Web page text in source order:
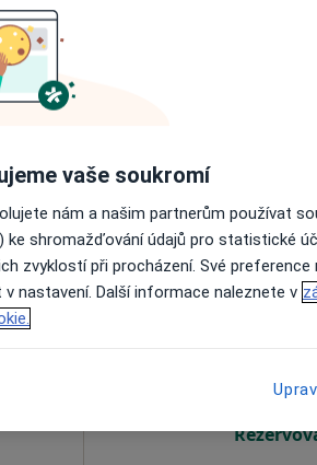
Dnes Zítra
Online rezervace
vaše soukromí
nám a našim partnerům používat
ke shromažďování údajů pro statistické
zvyklostí při procházení. Své
nastavení. Další informace naleznete v